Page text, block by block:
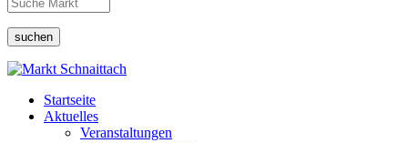
suchen
Startseite
Aktuelles
Veranstaltungen